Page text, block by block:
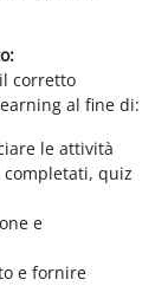
corretto
al fine di:
le attività
completati, quiz
e
e fornire